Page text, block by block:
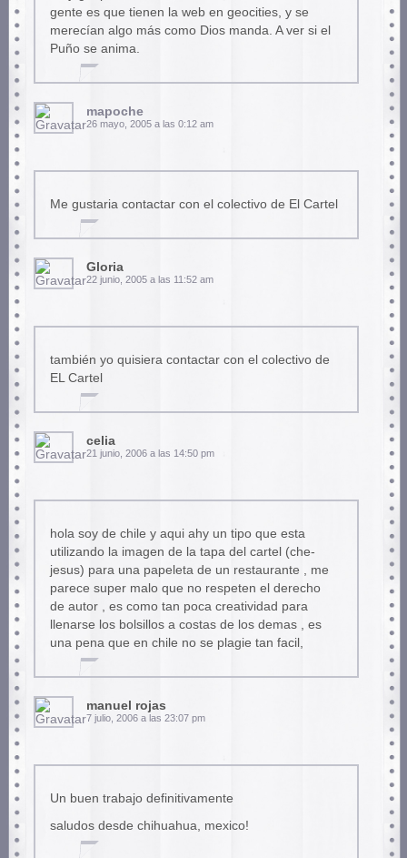
gente es que tienen la web en geocities, y se
merecían algo más como Dios manda. A ver si el
Puño se anima.
mapoche
26 mayo, 2005 a las 0:12 am
Me gustaria contactar con el colectivo de El Cartel
Gloria
22 junio, 2005 a las 11:52 am
también yo quisiera contactar con el colectivo de
EL Cartel
celia
21 junio, 2006 a las 14:50 pm
hola soy de chile y aqui ahy un tipo que esta
utilizando la imagen de la tapa del cartel (che-
jesus) para una papeleta de un restaurante , me
parece super malo que no respeten el derecho
de autor , es como tan poca creatividad para
llenarse los bolsillos a costas de los demas , es
una pena que en chile no se plagie tan facil,
manuel rojas
7 julio, 2006 a las 23:07 pm
Un buen trabajo definitivamente
saludos desde chihuahua, mexico!